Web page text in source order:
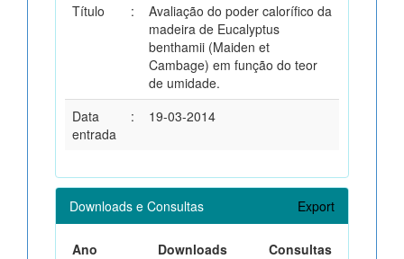
Título :
Avaliação do poder calorífico da
madeira de Eucalyptus
benthamii (Maiden et
Cambage) em função do teor
de umidade.
Data
entrada
: 19-03-2014
Downloads e Consultas Export
Ano Downloads
Consultas